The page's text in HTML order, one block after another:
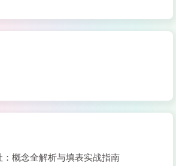
：概念全解析与填表实战指南